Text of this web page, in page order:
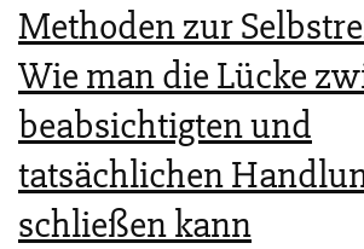
Methoden zur
Wie man die Lücke
beabsichtigten und
tatsächlichen
schließen kann